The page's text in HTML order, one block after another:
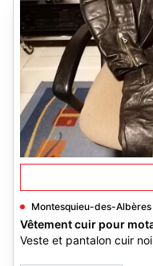
Montesquieu-des-
Vêtement cuir pour
Veste et pantalon cuir